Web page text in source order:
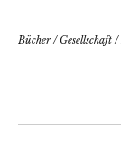
Bücher/Gesellschaft /